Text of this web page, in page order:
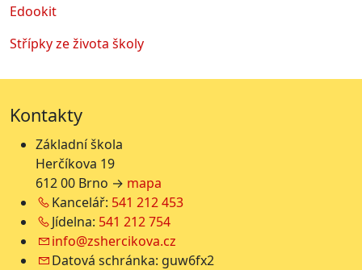
Edookit
Střípky ze života školy
Kontakty
Základní škola
Herčíkova 19
612 00 Brno → mapa
Kancelář: 541 212 453
Jídelna: 541 212 754
info@zshercikova.cz
Datová schránka: guw6fx2